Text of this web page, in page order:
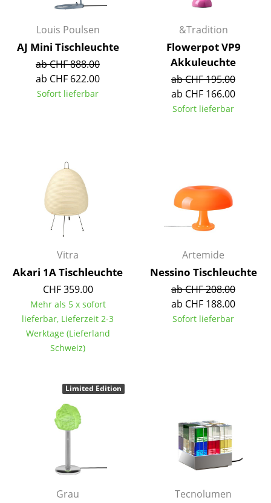
Gartentische
Servierwagen
Einzelteile
Regale & Schränke
Bücherregale
Wandregale
TV Möbel
Beistell- & Rollcontainer
Barmöbel
Garderoben
Einzelteile
... alle Aufbewahrungsmöbel
Hängeleuchten & Deckenleuchten
Tischleuchten
Louis Poulsen
AJ Mini Tischleuchte
ab CHF 888.00
ab CHF 622.00
Sofort lieferbar
&Tradition
Flowerpot VP9
Akkuleuchte
ab CHF 195.00
ab CHF 166.00
Sofort lieferbar
Vitra
Akari 1A Tischleuchte
CHF 359.00
Mehr als 5 x sofort
lieferbar, Lieferzeit 2-3
Werktage (Lieferland
Schweiz)
Artemide
Nessino Tischleuchte
ab CHF 208.00
ab CHF 188.00
Sofort lieferbar
Grau
Limited Edition
Tecnolumen